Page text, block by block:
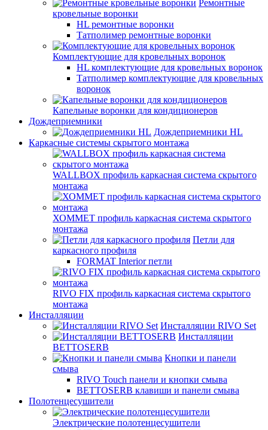
Ремонтные
кровельные воронки
HL ремонтные воронки
Татполимер ремонтные воронки
Комплектующие для кровельных воронок
HL комплектующие для кровельных воронок
Татполимер комплектующие для кровельных
воронок
Капельные воронки для кондиционеров
Дождеприемники
Дождеприемники HL
Каркасные системы скрытого монтажа
WALLBOX профиль каркасная система скрытого
монтажа
ХОММЕТ профиль каркасная система скрытого
монтажа
Петли для
каркасного профиля
FORMAT Interior петли
RIVO FIX профиль каркасная система скрытого
монтажа
Инсталляции
Инсталляции RIVO Set
Инсталляции
BETTOSERB
Кнопки и панели
смыва
RIVO Touch панели и кнопки смыва
BETTOSERB клавиши и панели смыва
Полотенцесушители
Электрические полотенцесушители